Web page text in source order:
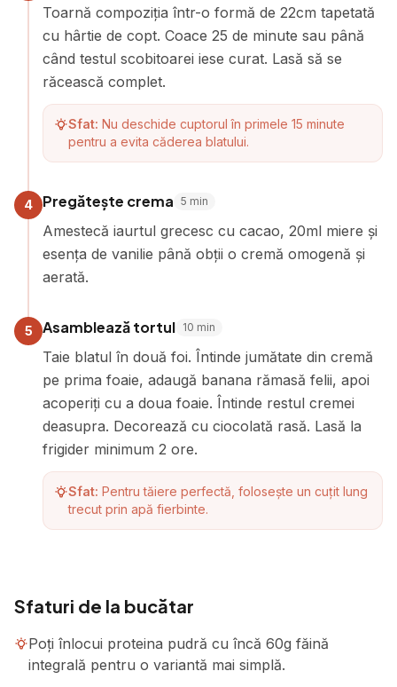
Toarnă compoziția într-o formă de 22cm tapetată
cu hârtie de copt. Coace 25 de minute sau până
când testul scobitoarei iese curat. Lasă să se
răcească complet.
Sfat: Nu deschide cuptorul în primele 15 minute
pentru a evita căderea blatului.
4 Pregătește crema 5 min
Amestecă iaurtul grecesc cu cacao, 20ml miere și
esența de vanilie până obții o cremă omogenă și
aerată.
5 Asamblează tortul 10 min
Taie blatul în două foi. Întinde jumătate din cremă
pe prima foaie, adaugă banana rămasă felii, apoi
acoperiți cu a doua foaie. Întinde restul cremei
deasupra. Decorează cu ciocolată rasă. Lasă la
frigider minimum 2 ore.
Sfat: Pentru tăiere perfectă, folosește un cuțit lung
trecut prin apă fierbinte.
Sfaturi de la bucătar
Poți înlocui proteina pudră cu încă 60g făină
integrală pentru o variantă mai simplă.